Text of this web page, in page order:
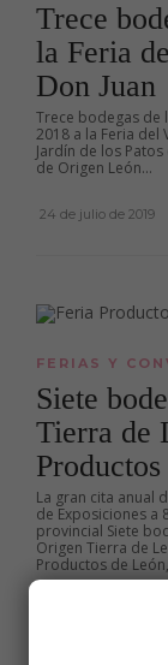
Trece
la Feria
Don Juan
Trece bodegas de
2018 a la Feria del
Jardín de los
de Origen León...
24 de julio de 2019
FERIAS Y
Siete
Tierra de
La gran cita anual
de Exposiciones a
provincial Siete
Origen Tierra de
Productos de